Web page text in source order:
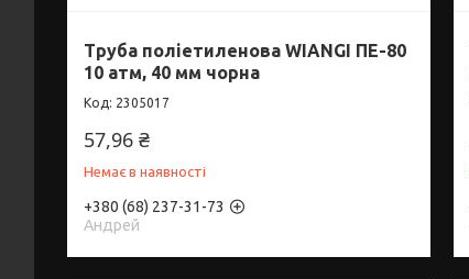
Труба поліетиленова WIANGI ПЕ-80
10 атм, 40 мм чорна
2305017
57,96 ₴
Немає в наявності
+380 (68) 237-31-73
Андрей